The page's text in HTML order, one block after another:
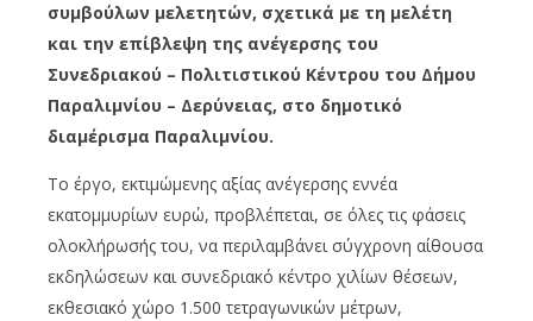
συμβούλων μελετητών, σχετικά με τη μελέτη
και την επίβλεψη της ανέγερσης του
Συνεδριακού – Πολιτιστικού Κέντρου του Δήμου
Παραλιμνίου – Δερύνειας, στο δημοτικό
διαμέρισμα Παραλιμνίου.
Το έργο, εκτιμώμενης αξίας ανέγερσης εννέα
εκατομμυρίων ευρώ, προβλέπεται, σε όλες τις φάσεις
ολοκλήρωσής του, να περιλαμβάνει σύγχρονη αίθουσα
εκδηλώσεων και συνεδριακό κέντρο χιλίων θέσεων,
εκθεσιακό χώρο 1.500 τετραγωνικών μέτρων,